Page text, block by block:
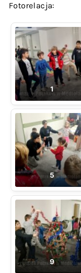
Fotorelacja:
1
5
9